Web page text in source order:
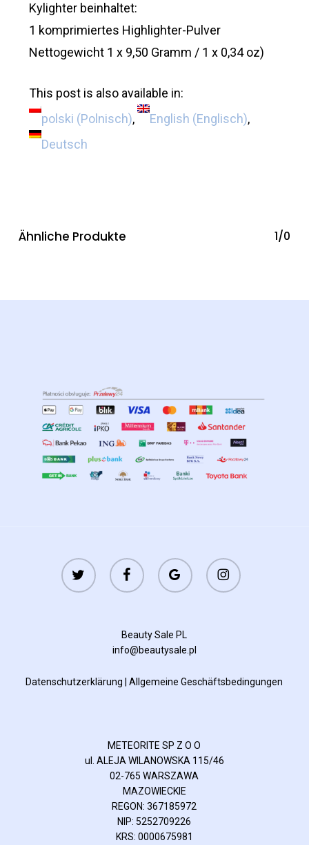
Kylighter beinhaltet:
1 komprimiertes Highlighter-Pulver
Nettogewicht 1 x 9,50 Gramm / 1 x 0,34 oz)
This post is also available in:
polski (Polnisch) English (Englisch)
Deutsch
Ähnliche Produkte 1/0
twitter facebook
google-
plus
instagram
Beauty Sale PL
info@beautysale.pl
Datenschutzerklärung |Allgemeine Geschäftsbedingungen
METEORITE SP Z O O
ul. ALEJA WILANOWSKA 115/46
02-765 WARSZAWA
MAZOWIECKIE
REGON: 367185972
NIP: 5252709226
KRS: 0000675981